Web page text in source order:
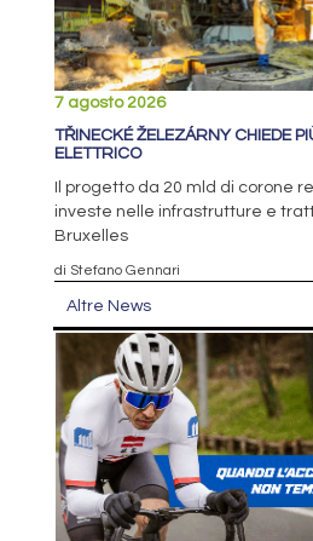
7 agosto 2026
TŘINECKÉ ŽELEZÁRNY CHIEDE
ELETTRICO
Il progetto da 20 mld di corone
investe nelle infrastrutture e
Bruxelles
di Stefano Gennari
Altre News